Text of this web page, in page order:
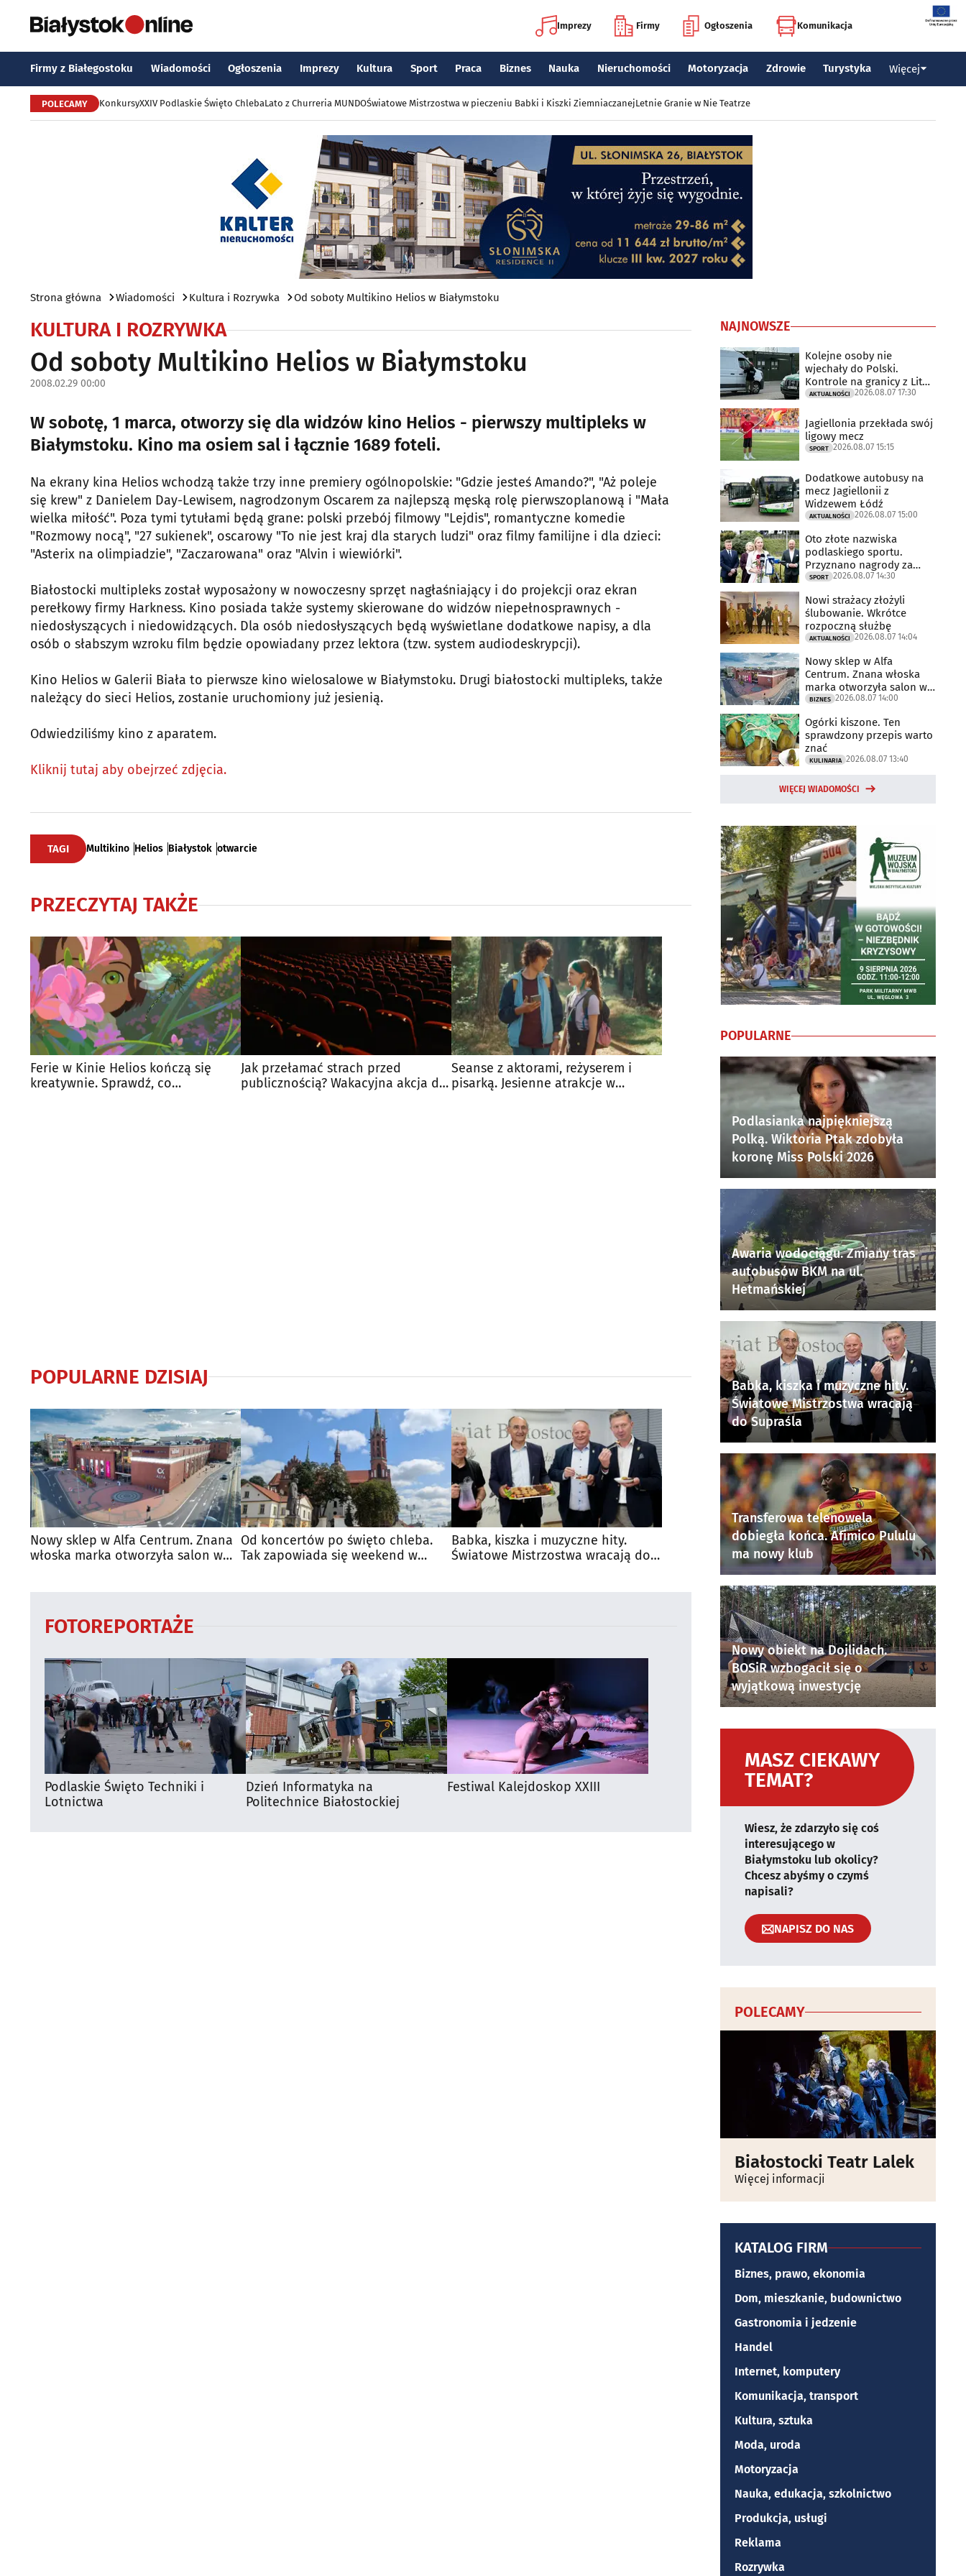
Imprezy Firmy Ogłoszenia Komunikacja
Firmy z Białegostoku Wiadomości Ogłoszenia Imprezy Kultura Sport Praca Biznes Nauka Nieruchomości Motoryzacja Zdrowie Turystyka Więcej
POLECAMY KonkursyXXIV Podlaskie Święto ChlebaLato z Churreria MUNDOŚwiatowe Mistrzostwa w pieczeniu Babki i Kiszki ZiemniaczanejLetnie Granie w Nie Teatrze
Strona główna Wiadomości Kultura i Rozrywka Od soboty Multikino Helios w Białymstoku
KULTURA I ROZRYWKA
Od soboty Multikino Helios w Białymstoku
2008.02.29 00:00
W sobotę, 1 marca, otworzy się dla widzów kino Helios - pierwszy multipleks w
Białymstoku. Kino ma osiem sal i łącznie 1689 foteli.
Na ekrany kina Helios wchodzą także trzy inne premiery ogólnopolskie: "Gdzie jesteś Amando?", "Aż poleje
się krew" z Danielem Day-Lewisem, nagrodzonym Oscarem za najlepszą męską rolę pierwszoplanową i "Mała
wielka miłość". Poza tymi tytułami będą grane: polski przebój filmowy "Lejdis", romantyczne komedie
"Rozmowy nocą", "27 sukienek", oscarowy "To nie jest kraj dla starych ludzi" oraz filmy familijne i dla dzieci:
"Asterix na olimpiadzie", "Zaczarowana" oraz "Alvin i wiewiórki".
Białostocki multipleks został wyposażony w nowoczesny sprzęt nagłaśniający i do projekcji oraz ekran
perełkowy firmy Harkness. Kino posiada także systemy skierowane do widzów niepełnosprawnych -
niedosłyszących i niedowidzących. Dla osób niedosłyszących będą wyświetlane dodatkowe napisy, a dla
osób o słabszym wzroku film będzie opowiadany przez lektora (tzw. system audiodeskrypcji).
Kino Helios w Galerii Biała to pierwsze kino wielosalowe w Białymstoku. Drugi białostocki multipleks, także
należący do sieci Helios, zostanie uruchomiony już jesienią.
Odwiedziliśmy kino z aparatem.
Kliknij tutaj aby obejrzeć zdjęcia.
TAGI Multikino Helios Białystok otwarcie
PRZECZYTAJ TAKŻE
Ferie w Kinie Helios kończą się
kreatywnie. Sprawdź, co
Jak przełamać strach przed
publicznością? Wakacyjna akcja dla
Seanse z aktorami, reżyserem i
pisarką. Jesienne atrakcje w
POPULARNE DZISIAJ
Nowy sklep w Alfa Centrum. Znana
włoska marka otworzyła salon w
Od koncertów po święto chleba.
Tak zapowiada się weekend w
Babka, kiszka i muzyczne hity.
Światowe Mistrzostwa wracają do
FOTOREPORTAŻE
Podlaskie Święto Techniki i
Lotnictwa
Dzień Informatyka na
Politechnice Białostockiej
Festiwal Kalejdoskop XXIII
NAJNOWSZE
Kolejne osoby nie
wjechały do Polski.
Kontrole na granicy z Litwą
trwają
AKTUALNOŚCI 2026.08.07 17:30
Jagiellonia przekłada swój
ligowy mecz
SPORT 2026.08.07 15:15
Dodatkowe autobusy na
mecz Jagiellonii z
Widzewem Łódź
AKTUALNOŚCI 2026.08.07 15:00
Oto złote nazwiska
podlaskiego sportu.
Przyznano nagrody za
2025 rok
SPORT 2026.08.07 14:30
Nowi strażacy złożyli
ślubowanie. Wkrótce
rozpoczną służbę
AKTUALNOŚCI 2026.08.07 14:04
Nowy sklep w Alfa
Centrum. Znana włoska
marka otworzyła salon w
Białymstoku
BIZNES 2026.08.07 14:00
Ogórki kiszone. Ten
sprawdzony przepis warto
znać
KULINARIA 2026.08.07 13:40
WIĘCEJ WIADOMOŚCI
POPULARNE
Podlasianka najpiękniejszą
Polką. Wiktoria Ptak zdobyła
koronę Miss Polski 2026
Awaria wodociągu. Zmiany tras
autobusów BKM na ul.
Hetmańskiej
Babka, kiszka i muzyczne hity.
Światowe Mistrzostwa wracają
do Supraśla
Transferowa telenowela
dobiegła końca. Afimico Pululu
ma nowy klub
Nowy obiekt na Dojlidach.
BOSiR wzbogacił się o
wyjątkową inwestycję
MASZ CIEKAWY
TEMAT?
Wiesz, że zdarzyło się coś
interesującego w
Białymstoku lub okolicy?
Chcesz abyśmy o czymś
napisali?
NAPISZ DO NAS
POLECAMY
Białostocki Teatr Lalek
Więcej informacji
KATALOG FIRM
Biznes, prawo, ekonomia
Dom, mieszkanie, budownictwo
Gastronomia i jedzenie
Handel
Internet, komputery
Komunikacja, transport
Kultura, sztuka
Moda, uroda
Motoryzacja
Nauka, edukacja, szkolnictwo
Produkcja, usługi
Reklama
Rozrywka